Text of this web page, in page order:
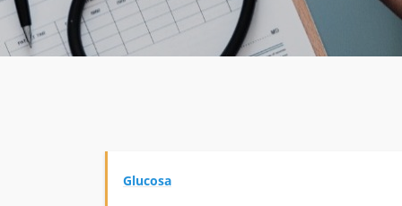
Glucosa